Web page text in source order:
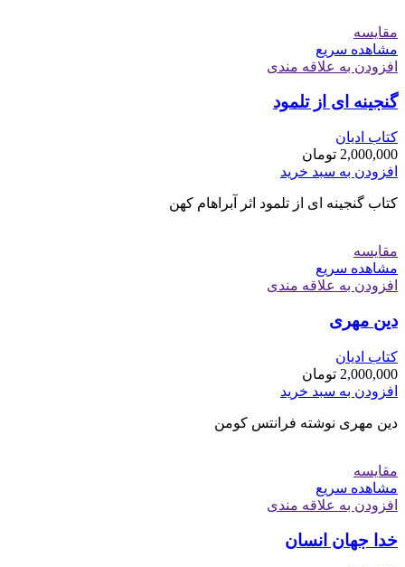
مقایسه
مشاهده سریع
افزودن به علاقه مندی
گنجینه ای از تلمود
کتاب ادیان
2,000,000 تومان
افزودن به سبد خرید
کتاب گنجینه ای از تلمود اثر آبراهام کهن
مقایسه
مشاهده سریع
افزودن به علاقه مندی
دین مهری
کتاب ادیان
2,000,000 تومان
افزودن به سبد خرید
دین مهری نوشته فرانتس کومن
مقایسه
مشاهده سریع
افزودن به علاقه مندی
خدا جهان انسان